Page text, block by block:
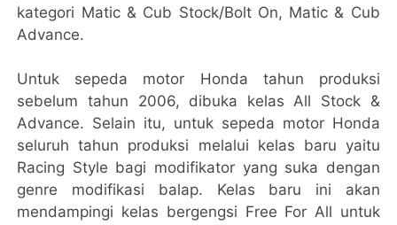
kategori Matic & Cub Stock/Bolt On, Matic & Cub
Advance.
Untuk sepeda motor Honda tahun produksi
sebelum tahun 2006, dibuka kelas All Stock &
Advance. Selain itu, untuk sepeda motor Honda
seluruh tahun produksi melalui kelas baru yaitu
Racing Style bagi modifikator yang suka dengan
genre modifikasi balap. Kelas baru ini akan
mendampingi kelas bergengsi Free For All untuk